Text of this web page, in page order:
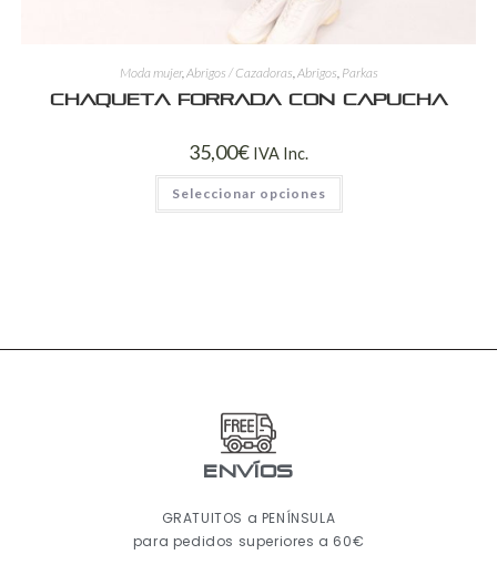
Moda mujer,Abrigos / Cazadoras,Abrigos, Parkas
Chaqueta forrada con capucha
35,00€ IVA Inc.
Seleccionar opciones
ENVÍOS
GRATUITOS a PENÍNSULA
para pedidos superiores a 60€